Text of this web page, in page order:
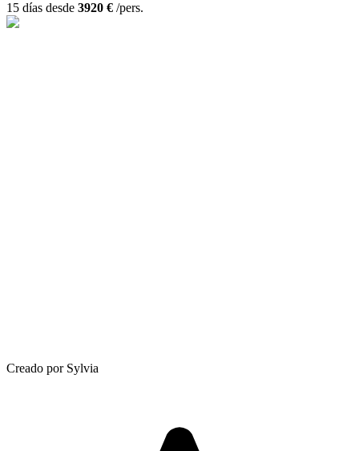
15 días desde 3920 € /pers.
Creado por Sylvia